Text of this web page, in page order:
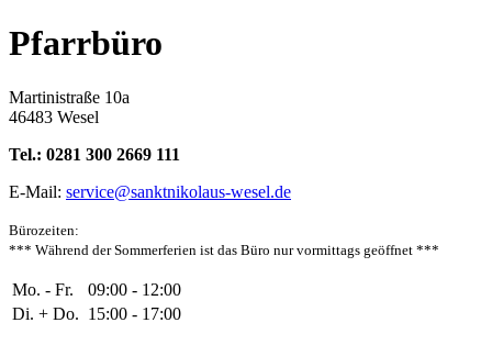
Pfarrbüro
Martinistraße 10a
46483 Wesel
Tel.: 0281 300 2669 111
E-Mail: service@sanktnikolaus-wesel.de
Bürozeiten:
*** Während der Sommerferien ist das Büro nur vormittags geöffnet ***
Mo. - Fr.
09:00 - 12:00
Di. + Do. 15:00 - 17:00